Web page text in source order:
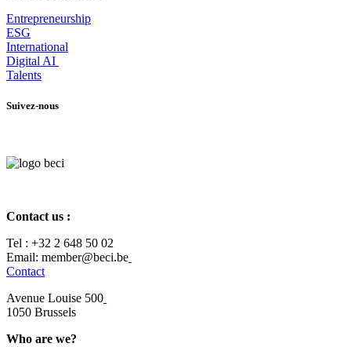
Entrepreneurship
ESG
International
Digital AI
Talents
Suivez-nous
Contact us :
Tel : +32 2 648 50 02​
​​Email: member@beci.be
Contact
Avenue Louise 500
​1050 Brussels
Who are we?